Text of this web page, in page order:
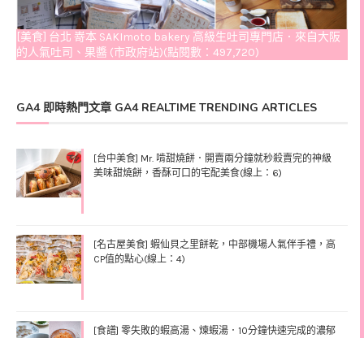
[美食] 台北 嵜本 SAKImoto bakery 高級生吐司專門店．來自大阪
的人氣吐司、果醬 (市政府站)(點閱數：497,720)
GA4 即時熱門文章 GA4 REALTIME TRENDING ARTICLES
[台中美食] Mr. 啃甜燒餅．開賣兩分鐘就秒殺賣完的神級
美味甜燒餅，香酥可口的宅配美食(線上：6)
[名古屋美食] 蝦仙貝之里餅乾，中部機場人氣伴手禮，高
CP值的點心(線上：4)
[食譜] 零失敗的蝦高湯、煉蝦湯．10分鐘快速完成的濃郁